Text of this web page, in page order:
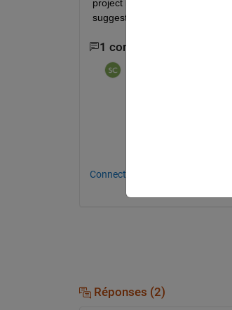
project is to study both
suggestions on how to handle
1 commentaire
Have you checked
Connectez-vous pour commenter.
Réponses (2)